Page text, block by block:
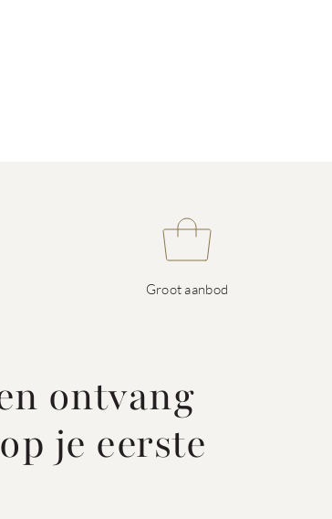
Groot aanbod
ontvang
op je eerste